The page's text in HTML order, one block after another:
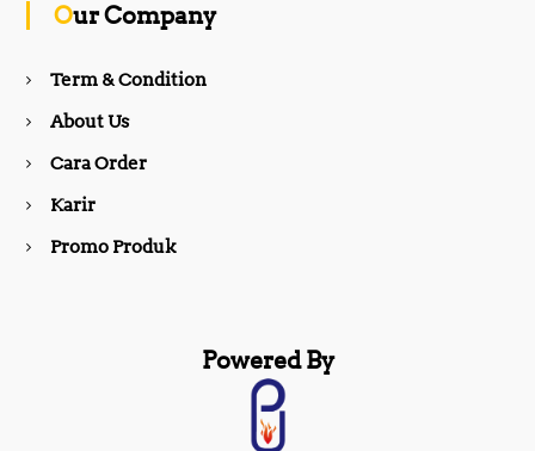
k
Our Company
Term & Condition
About Us
Cara Order
Karir
Promo Produk
Powered By